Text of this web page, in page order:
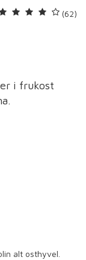
(62)
i frukost
alt osthyvel.